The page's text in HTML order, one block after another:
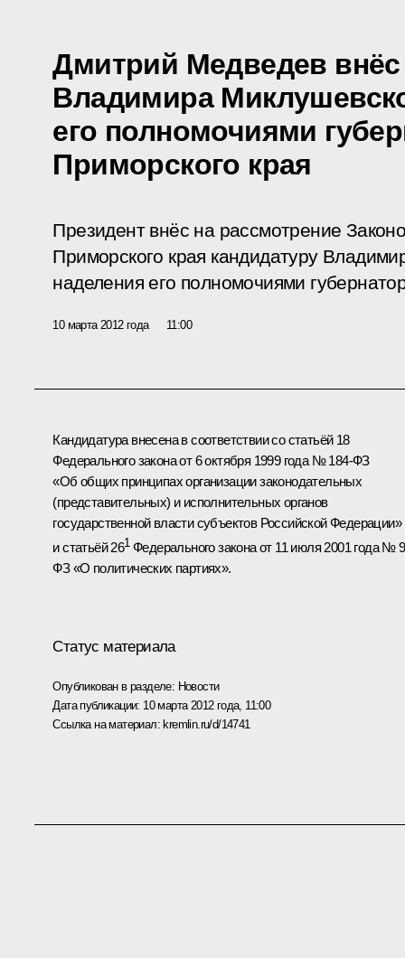
Дмитрий Медведев внёс
Владимира
его полномочиями
Приморского края
Президент внёс на рассмотрение
Приморского края кандидатуру
наделения его полномочиями
10 марта 2012 года 11:00
Кандидатура внесена в соответствии со статьёй 18
Федерального закона от 6 октября 1999 года № 184-ФЗ
«Об общих принципах организации законодательных
(представительных) и исполнительных органов
государственной власти субъектов Российской Федерации»
и статьёй 261Федерального закона от 11 июля 2001 года №
ФЗ «О политических партиях».
Статус материала
Опубликован в разделе: Новости
Дата публикации: 10 марта 2012 года, 11:00
Ссылка на материал: kremlin.ru/d/14741